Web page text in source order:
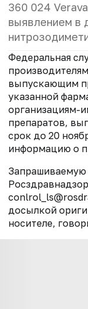
360 024
выявлением в
Федеральная
выпускающим
указанной
организациям-
препаратов,
срок до 20
информацию о
досылкой
носителе,